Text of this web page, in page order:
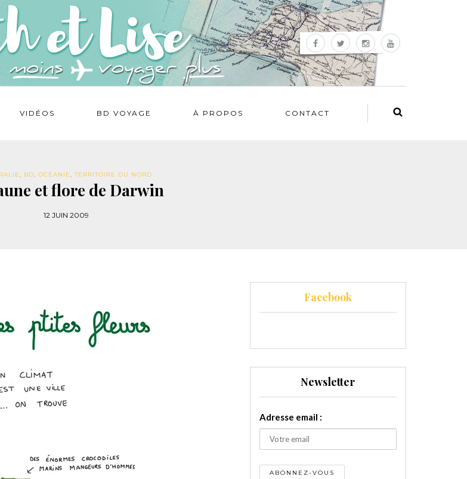
VIDÉOS BD VOYAGE À PROPOS CONTACT
, BD, OCÉANIE,TERRITOIRE DU NORD
et flore de Darwin
12 JUIN 2009
Facebook
Newsletter
Adresse email :